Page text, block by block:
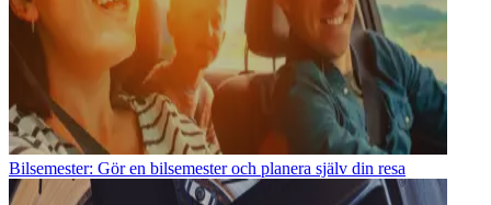
Bilsemester: Gör en bilsemester och planera själv din resa